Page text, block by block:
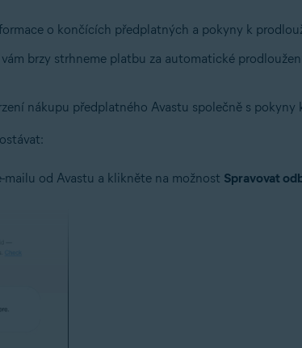
o končících předplatných a pokyny k
vám brzy strhneme platbu za automatické
nákupu předplatného Avastu společně s
od Avastu a klikněte na možnost Spravovat